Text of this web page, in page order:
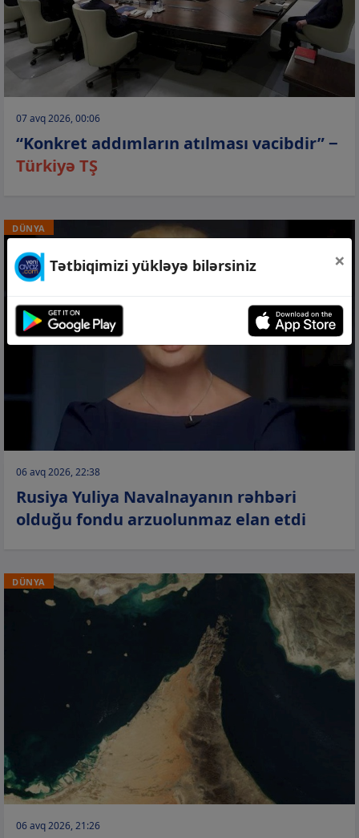
07 avq 2026, 00:06
“Konkret addımların atılması vacibdir” −
Türkiyə TŞ
DÜNYA
06 avq 2026, 22:38
Rusiya Yuliya Navalnayanın rəhbəri
olduğu fondu arzuolunmaz elan etdi
DÜNYA
06 avq 2026, 21:26
Tətbiqimizi yükləyə bilərsiniz ×